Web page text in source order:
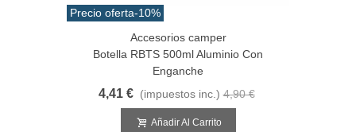
Precio oferta-10%
Accesorios camper
Botella RBTS 500ml Aluminio Con
Enganche
4,41 € (impuestos inc.) 4,90 €
Añadir Al Carrito